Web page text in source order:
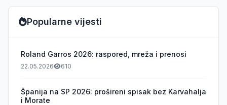
Popularne vijesti
Roland Garros 2026: raspored, mreža i prenosi
22.05.2026 610
Španija na SP 2026: prošireni spisak bez Karvahalja
i Morate